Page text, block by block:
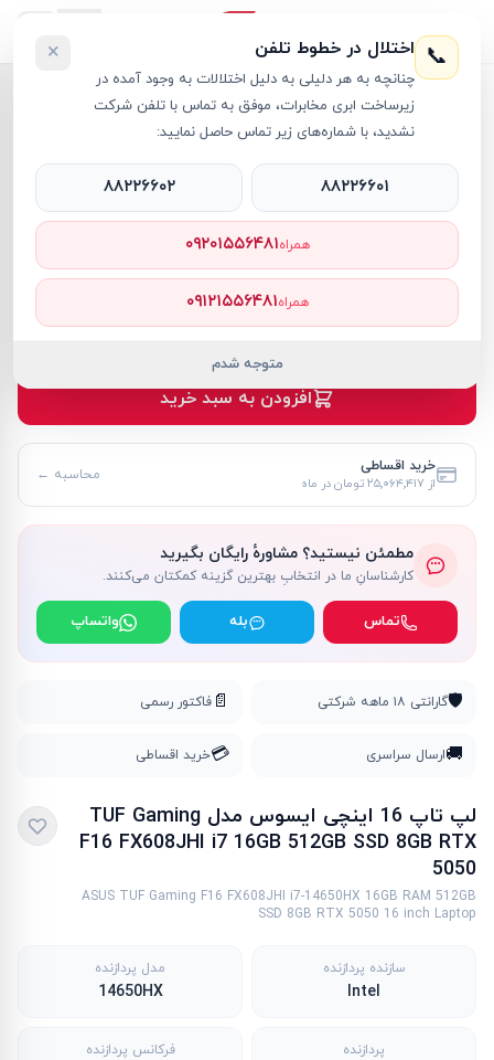
لپ تاپ TUF Gaming
ASUS
۲۷۳٬۴۳۰٬۰۰۰ تومان موجود
افزودن به سبد خرید
خرید اقساطی
از ۲۵٬۰۶۴٬۴۱۷ تومان در ماه محاسبه ←
مطمئن نیستید؟ مشاورهٔ رایگان بگیرید
کارشناسانِ ما در انتخابِ بهترین گزینه کمکتان می‌کنند.
تماس بله واتساپ
🛡️گارانتی ۱۸ ماهه شرکتی 📄 فاکتور رسمی
🚚ارسال سراسری 💳خرید اقساطی
لپ تاپ 16 اینچی ایسوس مدل TUF Gaming
F16 FX608JHI i7 16GB 512GB SSD 8GB RTX
5050
ASUS TUF Gaming F16 FX608JHI i7-14650HX 16GB RAM 512GB
SSD 8GB RTX 5050 16 inch Laptop
سازنده پردازنده
Intel
مدل پردازنده
14650HX
پردازنده فرکانس پردازنده
📞 اختلال در خطوط تلفن
چنانچه به هر دلیلی به دلیل اختلالات به وجود آمده در
زیرساخت ابری مخابرات، موفق به تماس با تلفن شرکت
نشدید، با شماره‌های زیر تماس حاصل نمایید:
×
۸۸۲۲۶۶۰۱ ۸۸۲۲۶۶۰۲
همراه۰۹۲۰۱۵۵۶۴۸۱
همراه۰۹۱۲۱۵۵۶۴۸۱
متوجه شدم